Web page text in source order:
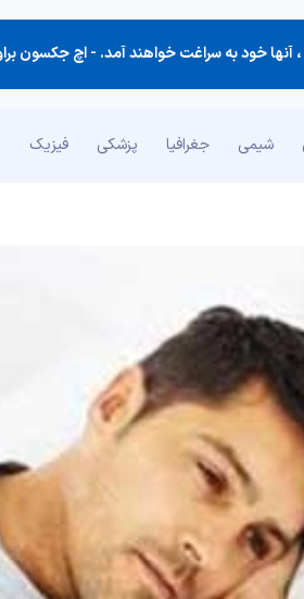
آنها خود به سراغت خواهند آمد. -اچ جکسون براون (کتاب
شیمی جغرافیا پزشکی فیزیک